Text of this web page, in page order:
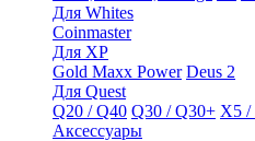
Для Whites
Coinmaster
Для XP
Gold Maxx Power Deus 2
Для Quest
Q20 / Q40 Q30 / Q30+ X5 /
Аксессуары